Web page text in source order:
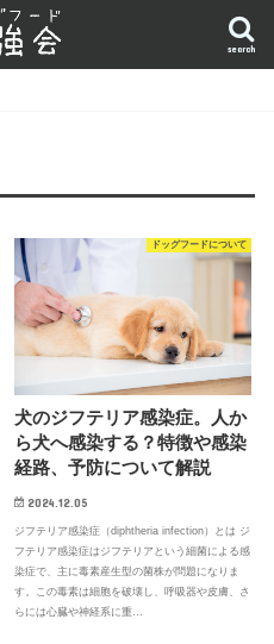
search
ドッグフードについて
犬のジフテリア感染症。人か
ら犬へ感染する？特徴や感染
経路、予防について解説
2024.12.05
ジフテリア感染症（diphtheria infection）とは ジ
フテリア感染症はジフテリアという細菌による感
染症で、主に毒素産生型の菌株が問題になりま
す。この毒素は細胞を破壊し、呼吸器や皮膚、さ
らには心臓や神経系に重…